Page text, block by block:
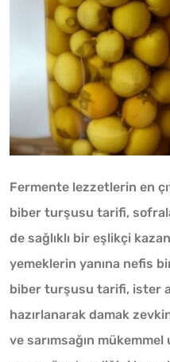
Fermente lezzetlerin en
biber turşusu tarifi,
de sağlıklı bir eşlikçi
yemeklerin yanına nefis
biber turşusu tarifi, ister
hazırlanarak damak
ve sarımsağın